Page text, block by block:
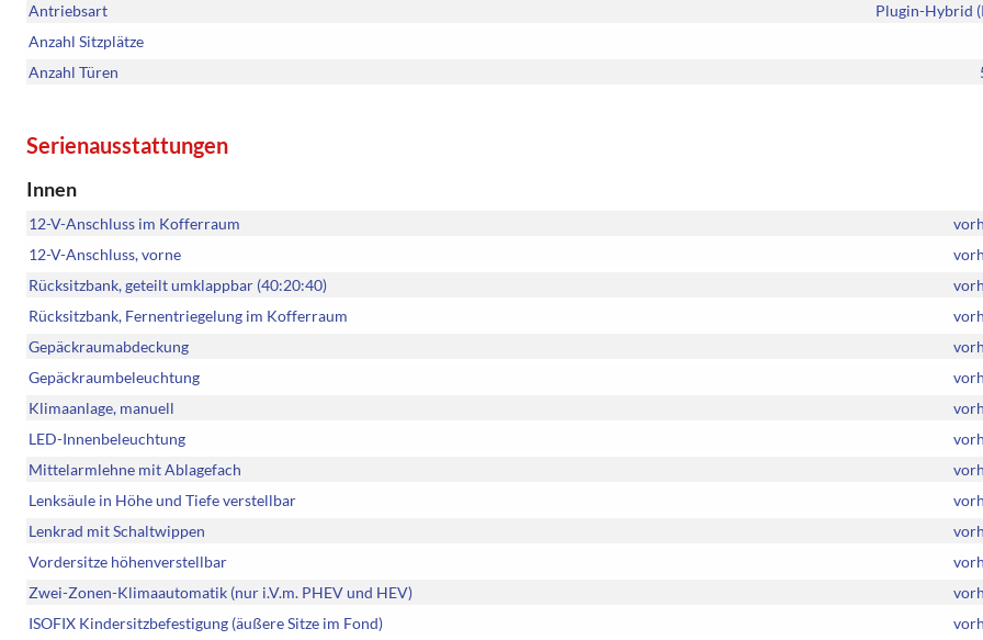
Antriebsart
Plugin-Hybrid
Anzahl Sitzplätze
Anzahl Türen
Serienausstattungen
Innen
12-V-Anschluss im Kofferraum
12-V-Anschluss, vorne
Rücksitzbank, geteilt umklappbar (40:20:40)
Rücksitzbank, Fernentriegelung im Kofferraum
Gepäckraumabdeckung
Gepäckraumbeleuchtung
Klimaanlage, manuell
LED-Innenbeleuchtung
Mittelarmlehne mit Ablagefach
Lenksäule in Höhe und Tiefe verstellbar
Lenkrad mit Schaltwippen
Vordersitze höhenverstellbar
Zwei-Zonen-Klimaautomatik (nur i.V.m. PHEV und HEV)
ISOFIX Kindersitzbefestigung (äußere Sitze im Fond)